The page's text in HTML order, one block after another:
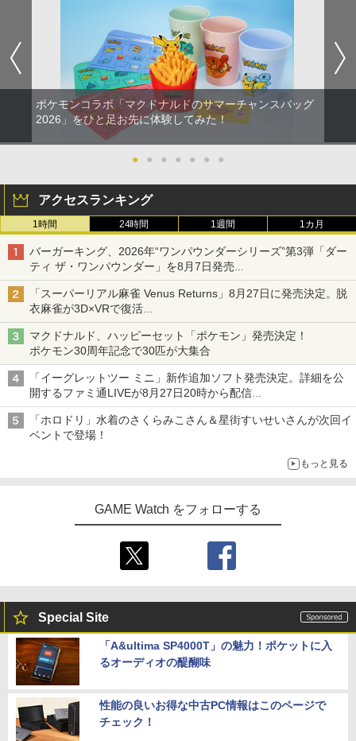
劇場版「鬼滅の刃」無限城編 第一章 猗
窩座再来 完全生産限定版 [DVD]
￥7,828
ポケモンコラボ「マクドナルドのサマーチャンスバッグ
2026」をひと足お先に体験してみた！
● ● ● ● ● ● ●
アクセスランキング
1時間 24時間 1週間 1カ月
バーガーキング、2026年“ワンパウンダーシリーズ”第3弾「ダー
ティ ザ・ワンパウンダー」を8月7日発売
「特製ガーリックマヨソース」を使用した超大型チーズバーガー
「スーパーリアル麻雀 Venus Returns」8月27日に発売決定。脱
衣麻雀が3D×VRで復活
発売から2週間は20%オフになるセールが実施
マクドナルド、ハッピーセット「ポケモン」発売決定！
ポケモン30周年記念で30匹が大集合
「イーグレットツー ミニ」新作追加ソフト発売決定。詳細を公
開するファミ通LIVEが8月27日20時から配信
シリーズ累計100タイトルへ
「ホロドリ」水着のさくらみこさん＆星街すいせいさんが次回イ
ベントで登場！
もっと見る
GAME Watch をフォローする
Special Site
「A&ultima SP4000T」の魅力！ポケットに入
るオーディオの醍醐味
性能の良いお得な中古PC情報はこのページで
チェック！